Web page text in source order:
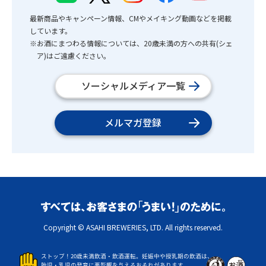
最新商品やキャンペーン情報、CMやメイキング動画などを掲載
しています。
※お酒にまつわる情報については、20歳未満の方への共有(シェ
ア)はご遠慮ください。
ソーシャルメディア一覧
メルマガ登録
Copyright © ASAHI BREWERIES, LTD. All rights reserved.